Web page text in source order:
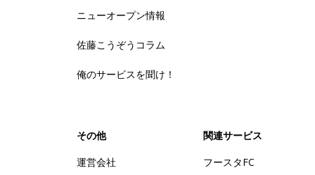
ニューオープン情報
佐藤こうぞうコラム
俺のサービスを聞け！
その他
運営会社
関連サービス
フースタFC